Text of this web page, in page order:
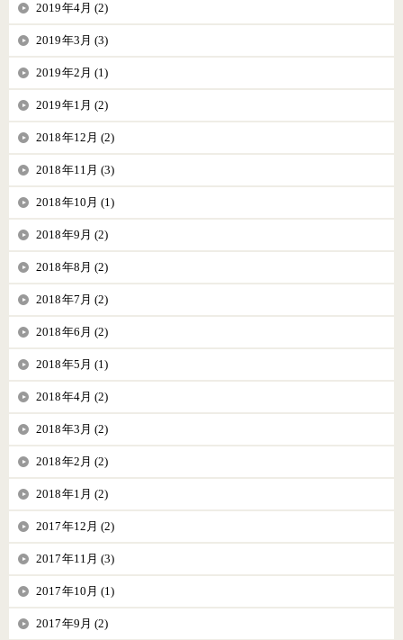
2019年4月 (2)
2019年3月 (3)
2019年2月 (1)
2019年1月 (2)
2018年12月 (2)
2018年11月 (3)
2018年10月 (1)
2018年9月 (2)
2018年8月 (2)
2018年7月 (2)
2018年6月 (2)
2018年5月 (1)
2018年4月 (2)
2018年3月 (2)
2018年2月 (2)
2018年1月 (2)
2017年12月 (2)
2017年11月 (3)
2017年10月 (1)
2017年9月 (2)